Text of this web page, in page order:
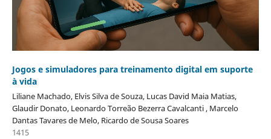
Jogos e simuladores para treinamento digital em suporte
à vida
Liliane Machado, Elvis Silva de Souza, Lucas David Maia Matias,
Glaudir Donato, Leonardo Torreão Bezerra Cavalcanti , Marcelo
Dantas Tavares de Melo, Ricardo de Sousa Soares
1415